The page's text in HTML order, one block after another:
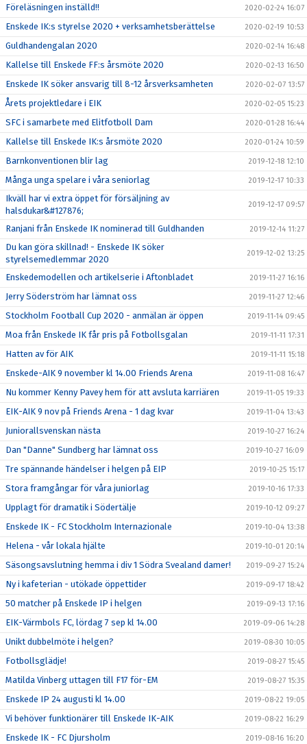
Föreläsningen inställd!! 2020-02-24 16:07
Enskede IK:s styrelse 2020 + verksamhetsberättelse 2020-02-19 10:53
Guldhandengalan 2020 2020-02-14 16:48
Kallelse till Enskede FF:s årsmöte 2020 2020-02-13 16:50
Enskede IK söker ansvarig till 8-12 årsverksamheten 2020-02-07 13:57
Årets projektledare i EIK 2020-02-05 15:23
SFC i samarbete med Elitfotboll Dam 2020-01-28 16:44
Kallelse till Enskede IK:s årsmöte 2020 2020-01-24 10:59
Barnkonventionen blir lag 2019-12-18 12:10
Många unga spelare i våra seniorlag 2019-12-17 10:33
Ikväll har vi extra öppet för försäljning av
halsdukar&#127876;
2019-12-17 09:57
Ranjani från Enskede IK nominerad till Guldhanden 2019-12-14 11:27
Du kan göra skillnad! - Enskede IK söker
styrelsemedlemmar 2020
2019-12-02 13:25
Enskedemodellen och artikelserie i Aftonbladet 2019-11-27 16:16
Jerry Söderström har lämnat oss 2019-11-27 12:46
Stockholm Football Cup 2020 - anmälan är öppen 2019-11-14 09:45
Moa från Enskede IK får pris på Fotbollsgalan 2019-11-11 17:31
Hatten av för AIK 2019-11-11 15:18
Enskede-AIK 9 november kl 14.00 Friends Arena 2019-11-08 16:47
Nu kommer Kenny Pavey hem för att avsluta karriären 2019-11-05 19:33
EIK-AIK 9 nov på Friends Arena - 1 dag kvar 2019-11-04 13:43
Juniorallsvenskan nästa 2019-10-27 16:24
Dan "Danne" Sundberg har lämnat oss 2019-10-27 16:09
Tre spännande händelser i helgen på EIP 2019-10-25 15:17
Stora framgångar för våra juniorlag 2019-10-16 17:33
Upplagt för dramatik i Södertälje 2019-10-12 09:27
Enskede IK - FC Stockholm Internazionale 2019-10-04 13:38
Helena - vår lokala hjälte 2019-10-01 20:14
Säsongsavslutning hemma i div 1 Södra Svealand damer! 2019-09-27 15:24
Ny i kafeterian - utökade öppettider 2019-09-17 18:42
50 matcher på Enskede IP i helgen 2019-09-13 17:16
EIK-Värmbols FC, lördag 7 sep kl 14.00 2019-09-06 14:28
Unikt dubbelmöte i helgen? 2019-08-30 10:05
Fotbollsglädje! 2019-08-27 15:45
Matilda Vinberg uttagen till F17 för-EM 2019-08-27 15:35
Enskede IP 24 augusti kl 14.00 2019-08-22 19:05
Vi behöver funktionärer till Enskede IK-AIK 2019-08-22 16:29
Enskede IK - FC Djursholm 2019-08-16 16:20